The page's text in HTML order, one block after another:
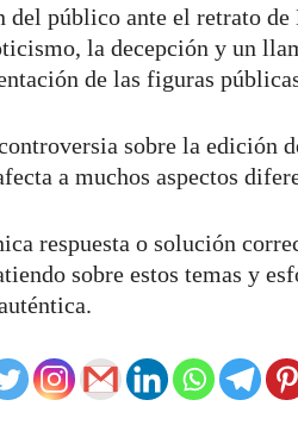
del público ante el retrato
la decepción y un
de las figuras
sobre la edición
a muchos aspectos
respuesta o solución
sobre estos temas y